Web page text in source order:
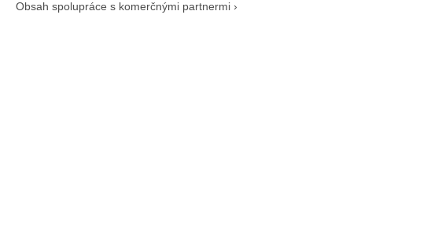
Obsah spolupráce s komerčnými partnermi ›